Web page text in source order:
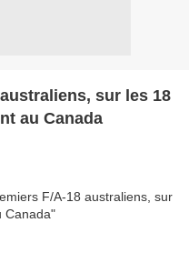
sur les 18
au Canada